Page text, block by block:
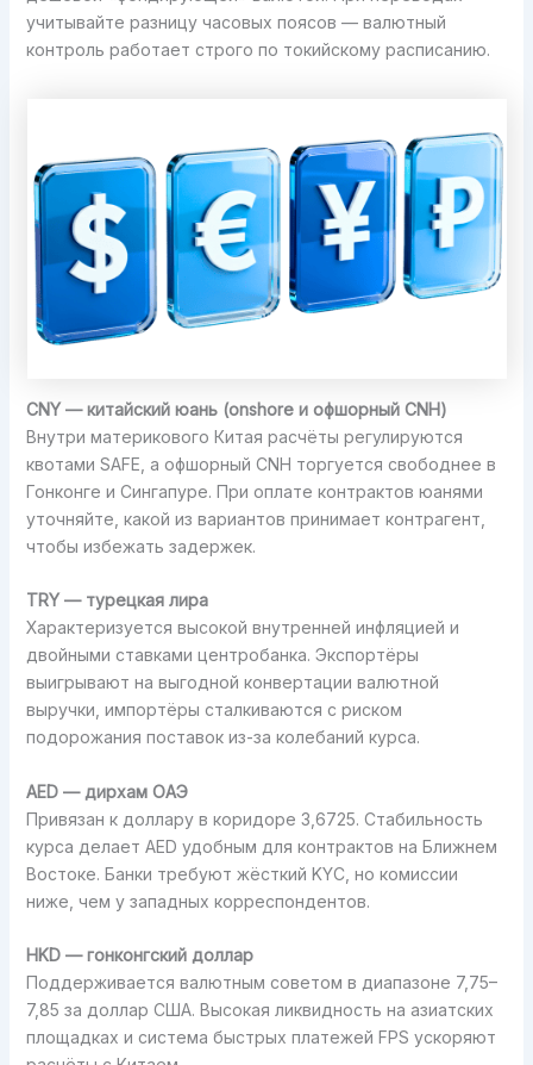
учитывайте разницу часовых поясов — валютный
контроль работает строго по токийскому расписанию.
CNY — китайский юань (onshore и офшорный CNH)
Внутри материкового Китая расчёты регулируются
квотами SAFE, а офшорный CNH торгуется свободнее в
Гонконге и Сингапуре. При оплате контрактов юанями
уточняйте, какой из вариантов принимает контрагент,
чтобы избежать задержек.
TRY — турецкая лира
Характеризуется высокой внутренней инфляцией и
двойными ставками центробанка. Экспортёры
выигрывают на выгодной конвертации валютной
выручки, импортёры сталкиваются с риском
подорожания поставок из-за колебаний курса.
AED — дирхам ОАЭ
Привязан к доллару в коридоре 3,6725. Стабильность
курса делает AED удобным для контрактов на Ближнем
Востоке. Банки требуют жёсткий KYC, но комиссии
ниже, чем у западных корреспондентов.
HKD — гонконгский доллар
Поддерживается валютным советом в диапазоне 7,75–
7,85 за доллар США. Высокая ликвидность на азиатских
площадках и система быстрых платежей FPS ускоряют